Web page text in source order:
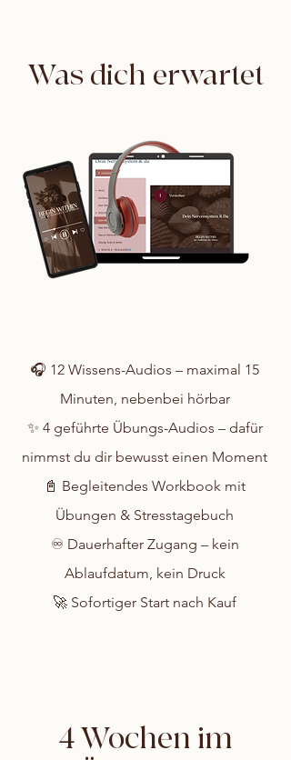
Was dich erwartet
🎧 12 Wissens-Audios – maximal 15
Minuten, nebenbei hörbar
✨ 4 geführte Übungs-Audios – dafür
nimmst du dir bewusst einen Moment
📓 Begleitendes Workbook mit
Übungen & Stresstagebuch
♾️ Dauerhafter Zugang – kein
Ablaufdatum, kein Druck
🚀 Sofortiger Start nach Kauf
4 Wochen im